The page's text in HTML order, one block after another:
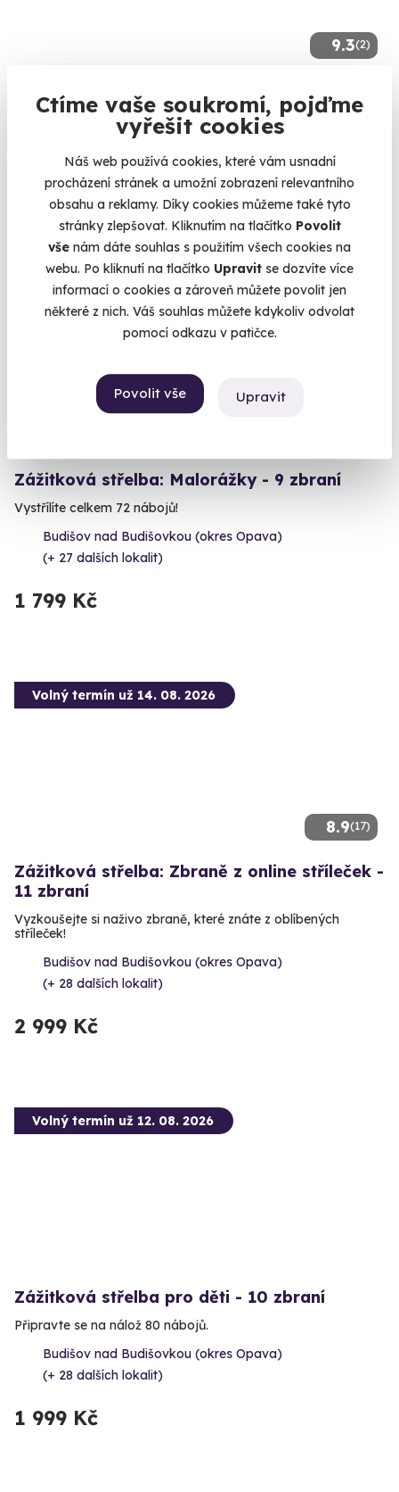
Ctíme vaše soukromí, pojďme
vyřešit cookies
Náš web používá cookies, které vám usnadní
procházení stránek a umožní zobrazení relevantního
obsahu a reklamy. Díky cookies můžeme také tyto
stránky zlepšovat. Kliknutím na tlačítko Povolit
vše nám dáte souhlas s použitím všech cookies na
webu. Po kliknutí na tlačítko Upravit se dozvíte více
informací o cookies a zároveň můžete povolit jen
některé z nich. Váš souhlas můžete kdykoliv odvolat
pomocí odkazu v patičce.
Povolit vše Upravit
9.3(2)
Zážitková indoor střelba: Megabalíček - 15
zbraní
Čeká vás meganálož 110 nábojů!
Opava (+ 1 další lokalita)
4 190 Kč
Volný termín už 12. 08. 2026
Zážitková střelba: Malorážky - 9 zbraní
Vystřílíte celkem 72 nábojů!
Budišov nad Budišovkou (okres Opava)
(+ 27 dalších lokalit)
1 799 Kč
8.9(17)
Volný termín už 14. 08. 2026
Zážitková střelba: Zbraně z online stříleček -
11 zbraní
Vyzkoušejte si naživo zbraně, které znáte z oblíbených
stříleček!
Budišov nad Budišovkou (okres Opava)
(+ 28 dalších lokalit)
2 999 Kč
Volný termín už 12. 08. 2026
Zážitková střelba pro děti - 10 zbraní
Připravte se na nálož 80 nábojů.
Budišov nad Budišovkou (okres Opava)
(+ 28 dalších lokalit)
1 999 Kč